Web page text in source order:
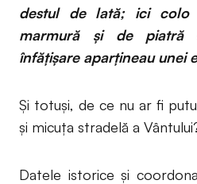
destul de lată; ici colo
marmură și de piatră
înfăţişare aparţineau unei
Și totuși, de ce nu ar fi
și micuța stradelă a
Datele istorice și